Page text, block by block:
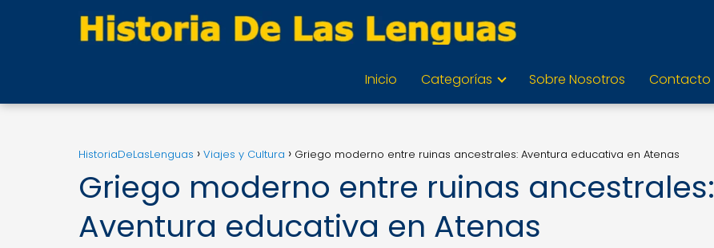
Inicio Categorías Sobre Nosotros Contacto
HistoriaDeLasLenguas Viajes y Cultura Griego moderno entre ruinas ancestrales: Aventura educativa en Atenas
Griego moderno entre ruinas ancestrales:
Aventura educativa en Atenas